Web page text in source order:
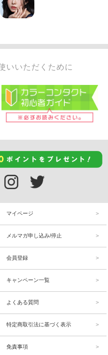
いいただくために
マイページ
メルマガ申し込み/停止
会員登録
キャンペーン一覧
よくある質問
特定商取引法に基づく表示
免責事項